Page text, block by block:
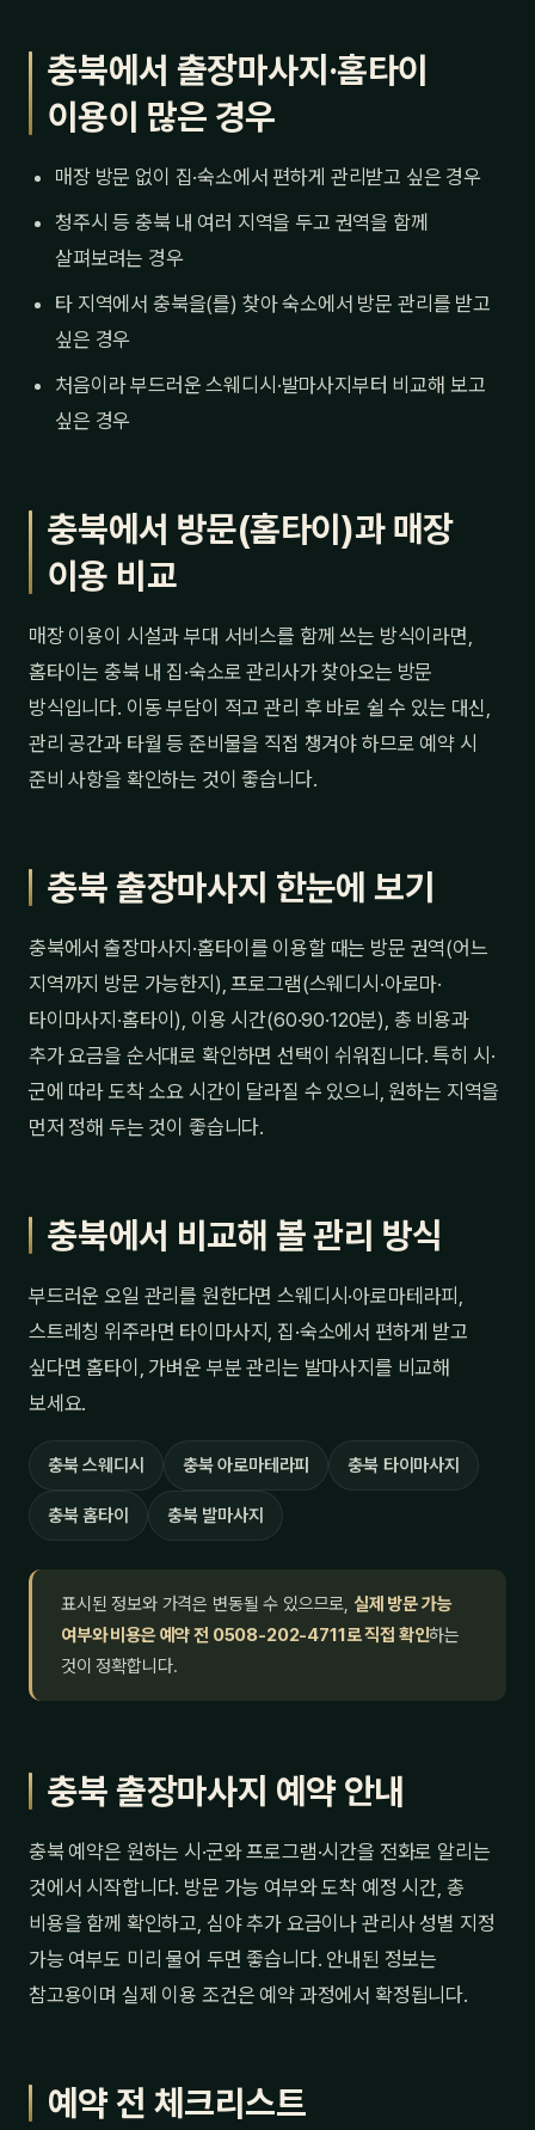
충북에서 출장마사지·홈타이
이용이 많은 경우
매장 방문 없이 집·숙소에서 편하게 관리받고 싶은 경우
청주시 등 충북 내 여러 지역을 두고 권역을 함께
살펴보려는 경우
타 지역에서 충북을(를) 찾아 숙소에서 방문 관리를 받고
싶은 경우
처음이라 부드러운 스웨디시·발마사지부터 비교해 보고
싶은 경우
충북에서 방문(홈타이)과 매장
이용 비교
매장 이용이 시설과 부대 서비스를 함께 쓰는 방식이라면,
홈타이는 충북 내 집·숙소로 관리사가 찾아오는 방문
방식입니다. 이동 부담이 적고 관리 후 바로 쉴 수 있는 대신,
관리 공간과 타월 등 준비물을 직접 챙겨야 하므로 예약 시
준비 사항을 확인하는 것이 좋습니다.
충북 출장마사지 한눈에 보기
충북에서 출장마사지·홈타이를 이용할 때는 방문 권역(어느
지역까지 방문 가능한지), 프로그램(스웨디시·아로마·
타이마사지·홈타이), 이용 시간(60·90·120분), 총 비용과
추가 요금을 순서대로 확인하면 선택이 쉬워집니다. 특히 시·
군에 따라 도착 소요 시간이 달라질 수 있으니, 원하는 지역을
먼저 정해 두는 것이 좋습니다.
충북에서 비교해 볼 관리 방식
부드러운 오일 관리를 원한다면 스웨디시·아로마테라피,
스트레칭 위주라면 타이마사지, 집·숙소에서 편하게 받고
싶다면 홈타이, 가벼운 부분 관리는 발마사지를 비교해
보세요.
충북 스웨디시 충북 아로마테라피 충북 타이마사지
충북 홈타이 충북 발마사지
표시된 정보와 가격은 변동될 수 있으므로, 실제 방문 가능
여부와 비용은 예약 전 0508-202-4711로 직접 확인하는
것이 정확합니다.
충북 출장마사지 예약 안내
충북 예약은 원하는 시·군와 프로그램·시간을 전화로 알리는
것에서 시작합니다. 방문 가능 여부와 도착 예정 시간, 총
비용을 함께 확인하고, 심야 추가 요금이나 관리사 성별 지정
가능 여부도 미리 물어 두면 좋습니다. 안내된 정보는
참고용이며 실제 이용 조건은 예약 과정에서 확정됩니다.
예약 전 체크리스트